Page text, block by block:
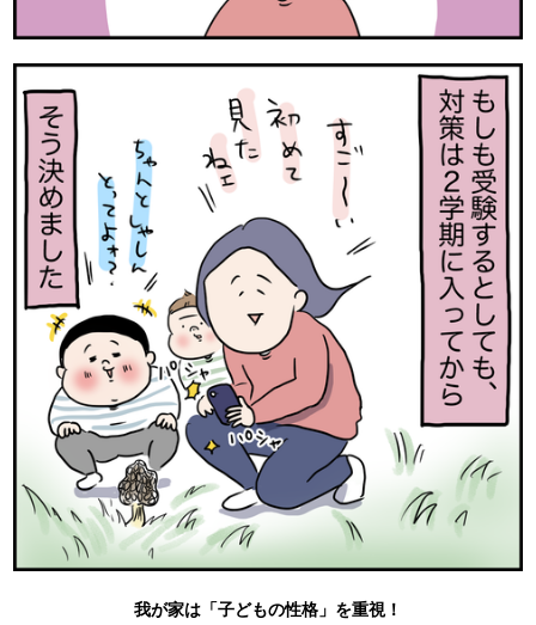
我が家は「子どもの性格」を重視！